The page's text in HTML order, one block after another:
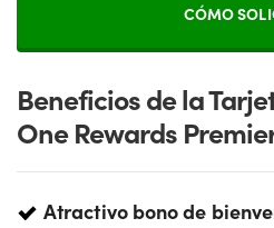
CÓMO
Beneficios de la
One Rewards
Atractivo bono de